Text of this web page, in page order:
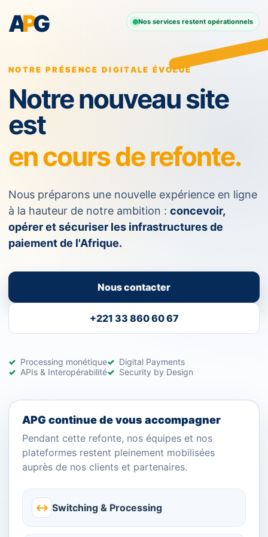
APG Nos services restent opérationnels
NOTRE PRÉSENCE DIGITALE ÉVOLUE
Notre nouveau site
est
en cours de refonte.
Nous préparons une nouvelle expérience en ligne
à la hauteur de notre ambition : concevoir,
opérer et sécuriser les infrastructures de
paiement de l'Afrique.
Nous contacter
+221 33 860 60 67
Processing monétique
Digital Payments
APIs & Interopérabilité
Security by Design
APG continue de vous accompagner
Pendant cette refonte, nos équipes et nos
plateformes restent pleinement mobilisées
auprès de nos clients et partenaires.
↔ Switching & Processing